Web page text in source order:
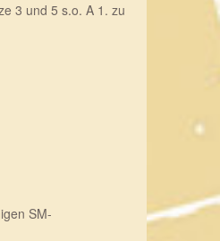
3 und 5 s.o. A 1. zu
SM-